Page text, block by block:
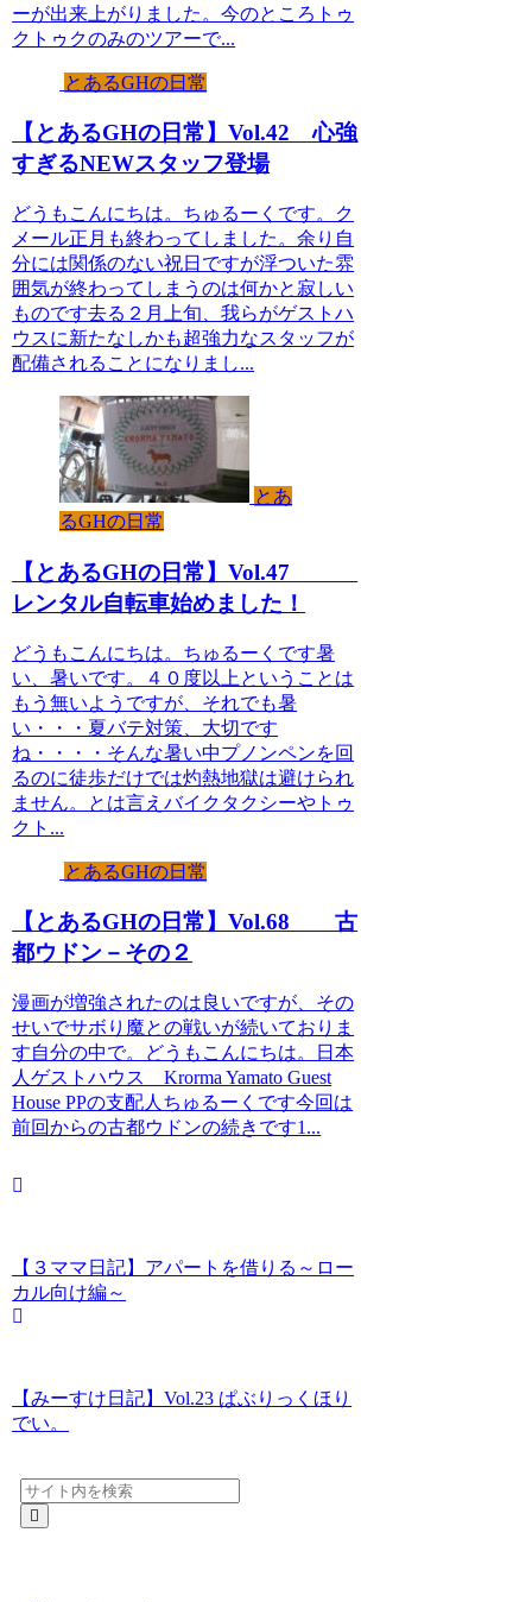
ーが出来上がりました。今のところトゥ
クトゥクのみのツアーで...
とあるGHの日常
【とあるGHの日常】Vol.42 心強
すぎるNEWスタッフ登場
どうもこんにちは。ちゅるーくです。ク
メール正月も終わってしました。余り自
分には関係のない祝日ですが浮ついた雰
囲気が終わってしまうのは何かと寂しい
ものです去る２月上旬、我らがゲストハ
ウスに新たなしかも超強力なスタッフが
配備されることになりまし...
とあ
るGHの日常
【とあるGHの日常】Vol.47
レンタル自転車始めました！
どうもこんにちは。ちゅるーくです暑
い、暑いです。４０度以上ということは
もう無いようですが、それでも暑
い・・・夏バテ対策、大切です
ね・・・・そんな暑い中プノンペンを回
るのに徒歩だけでは灼熱地獄は避けられ
ません。とは言えバイクタクシーやトゥ
クト...
とあるGHの日常
【とあるGHの日常】Vol.68 古
都ウドン－その２
漫画が増強されたのは良いですが、その
せいでサボり魔との戦いが続いておりま
す自分の中で。どうもこんにちは。日本
人ゲストハウス Krorma Yamato Guest
House PPの支配人ちゅるーくです今回は
前回からの古都ウドンの続きです1...
【３ママ日記】アパートを借りる～ロー
カル向け編～
【みーすけ日記】Vol.23 ぱぶりっくほり
でい。